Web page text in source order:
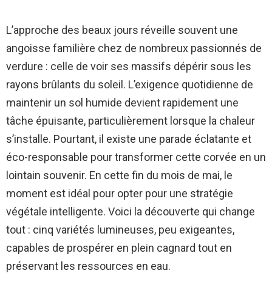
L’approche des beaux jours réveille souvent une
angoisse familière chez de nombreux passionnés de
verdure : celle de voir ses massifs dépérir sous les
rayons brûlants du soleil. L’exigence quotidienne de
maintenir un sol humide devient rapidement une
tâche épuisante, particulièrement lorsque la chaleur
s’installe. Pourtant, il existe une parade éclatante et
éco-responsable pour transformer cette corvée en un
lointain souvenir. En cette fin du mois de mai, le
moment est idéal pour opter pour une stratégie
végétale intelligente. Voici la découverte qui change
tout : cinq variétés lumineuses, peu exigeantes,
capables de prospérer en plein cagnard tout en
préservant les ressources en eau.